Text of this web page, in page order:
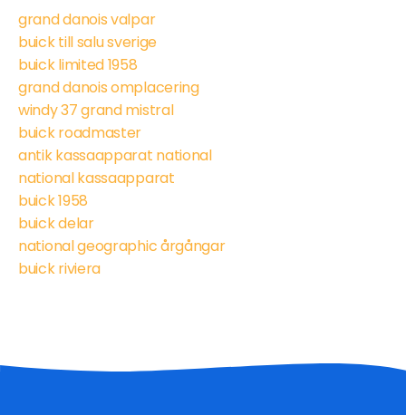
grand danois valpar
buick till salu sverige
buick limited 1958
grand danois omplacering
windy 37 grand mistral
buick roadmaster
antik kassaapparat national
national kassaapparat
buick 1958
buick delar
national geographic årgångar
buick riviera